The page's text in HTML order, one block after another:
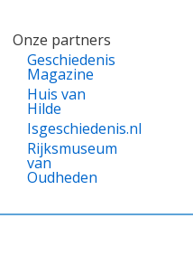
Onze partners
Geschiedenis
Magazine
Huis van
Hilde
Isgeschiedenis.nl
Rijksmuseum
van
Oudheden